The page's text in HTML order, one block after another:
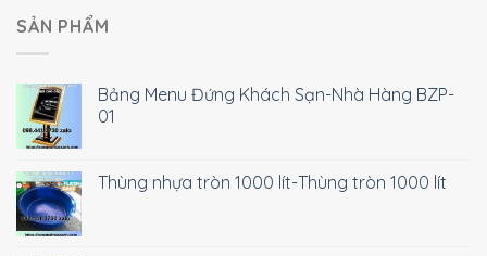
SẢN PHẨM
Bảng Menu Đứng Khách Sạn-Nhà Hàng BZP-
01
Thùng nhựa tròn 1000 lít-Thùng tròn 1000 lít